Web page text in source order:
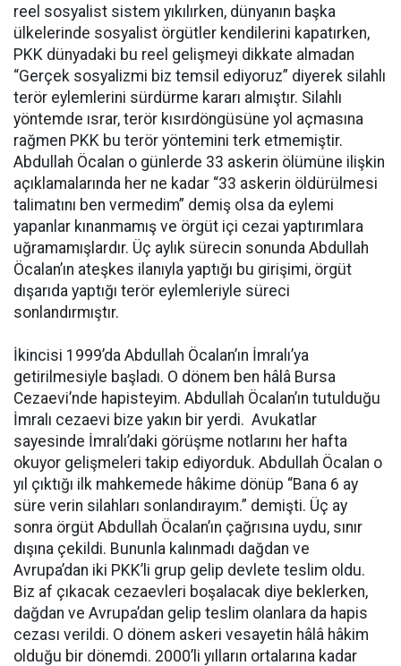
reel sosyalist sistem yıkılırken, dünyanın başka
ülkelerinde sosyalist örgütler kendilerini kapatırken,
PKK dünyadaki bu reel gelişmeyi dikkate almadan
“Gerçek sosyalizmi biz temsil ediyoruz” diyerek silahlı
terör eylemlerini sürdürme kararı almıştır. Silahlı
yöntemde ısrar, terör kısırdöngüsüne yol açmasına
rağmen PKK bu terör yöntemini terk etmemiştir.
Abdullah Öcalan o günlerde 33 askerin ölümüne ilişkin
açıklamalarında her ne kadar “33 askerin öldürülmesi
talimatını ben vermedim” demiş olsa da eylemi
yapanlar kınanmamış ve örgüt içi cezai yaptırımlara
uğramamışlardır. Üç aylık sürecin sonunda Abdullah
Öcalan’ın ateşkes ilanıyla yaptığı bu girişimi, örgüt
dışarıda yaptığı terör eylemleriyle süreci
sonlandırmıştır.
İkincisi 1999’da Abdullah Öcalan’ın İmralı’ya
getirilmesiyle başladı. O dönem ben hâlâ Bursa
Cezaevi’nde hapisteyim. Abdullah Öcalan’ın tutulduğu
İmralı cezaevi bize yakın bir yerdi. Avukatlar
sayesinde İmralı’daki görüşme notlarını her hafta
okuyor gelişmeleri takip ediyorduk. Abdullah Öcalan o
yıl çıktığı ilk mahkemede hâkime dönüp “Bana 6 ay
süre verin silahları sonlandırayım.” demişti. Üç ay
sonra örgüt Abdullah Öcalan’ın çağrısına uydu, sınır
dışına çekildi. Bununla kalınmadı dağdan ve
Avrupa’dan iki PKK’li grup gelip devlete teslim oldu.
Biz af çıkacak cezaevleri boşalacak diye beklerken,
dağdan ve Avrupa’dan gelip teslim olanlara da hapis
cezası verildi. O dönem askeri vesayetin hâlâ hâkim
olduğu bir dönemdi. 2000’li yılların ortalarına kadar